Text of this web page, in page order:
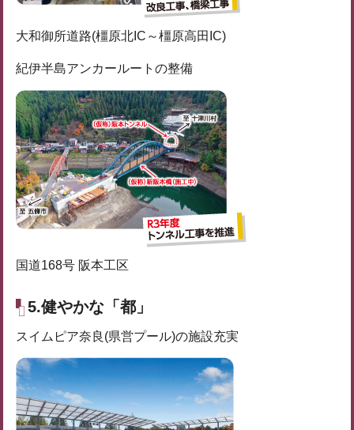
大和御所道路(橿原北IC～橿原高田IC)
紀伊半島アンカールートの整備
国道168号 阪本工区
5.健やかな「都」
スイムピア奈良(県営プール)の施設充実